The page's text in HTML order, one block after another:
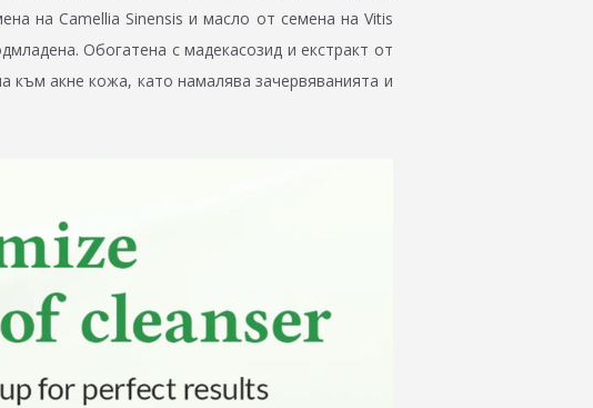
на Camellia Sinensis и масло от семена на Vitis
Обогатена с мадекасозид и екстракт от
към акне кожа, като намалява зачервяванията и